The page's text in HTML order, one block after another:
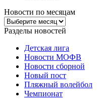
Новости по месяцам
Новости
по
Разделы новостей
Детская лига
Новости МОФВ
Новости сборной
Новый пост
Пляжный волейбол
Чемпионат